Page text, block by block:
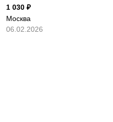
1 030
Москва
06.02.2026